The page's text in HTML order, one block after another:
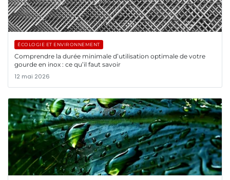
ÉCOLOGIE ET ENVIRONNEMENT
Comprendre la durée minimale d’utilisation optimale de votre
gourde en inox : ce qu’il faut savoir
12 mai 2026